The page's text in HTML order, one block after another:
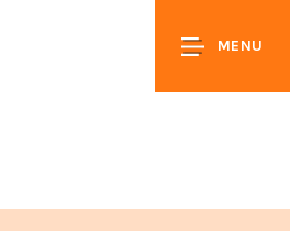
MENU